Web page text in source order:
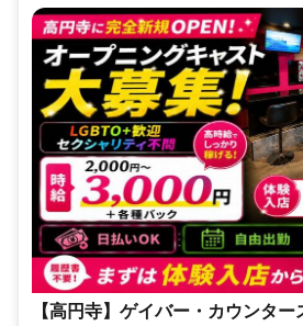
【高円寺】ゲイバー・カウンタ